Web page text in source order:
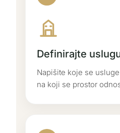
Definirajte
Napišite koje se
na koji se prostor